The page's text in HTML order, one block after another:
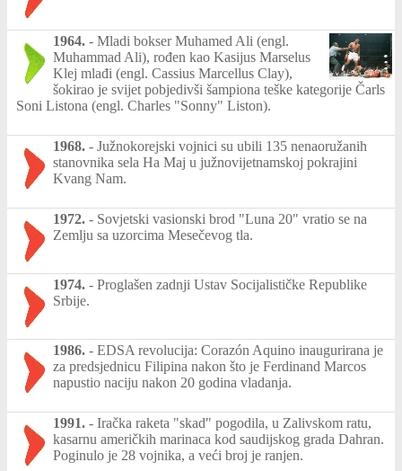
1964. - Mladi bokser Muhamed Ali (engl.
Muhammad Ali), rođen kao Kasijus Marselus
Klej mlađi (engl. Cassius Marcellus Clay),
šokirao je svijet pobjedivši šampiona teške kategorije Čarls
Soni Listona (engl. Charles "Sonny" Liston).
1968. - Južnokorejski vojnici su ubili 135 nenaoružanih
stanovnika sela Ha Maj u južnovijetnamskoj pokrajini
Kvang Nam.
1972. - Sovjetski vasionski brod "Luna 20" vratio se na
Zemlju sa uzorcima Mesečevog tla.
1974. - Proglašen zadnji Ustav Socijalističke Republike
Srbije.
1986. - EDSA revolucija: Corazón Aquino inaugurirana je
za predsjednicu Filipina nakon što je Ferdinand Marcos
napustio naciju nakon 20 godina vladanja.
1991. - Iračka raketa "skad" pogodila, u Zalivskom ratu,
kasarnu američkih marinaca kod saudijskog grada Dahran.
Poginulo je 28 vojnika, a veći broj je ranjen.